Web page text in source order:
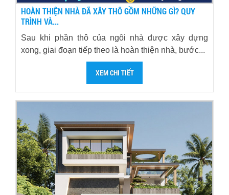
HOÀN THIỆN NHÀ ĐÃ XÂY THÔ GỒM NHỮNG GÌ? QUY
TRÌNH VÀ...
Sau khi phần thô của ngôi nhà được xây dựng
xong, giai đoạn tiếp theo là hoàn thiện nhà, bước...
XEM CHI TIẾT